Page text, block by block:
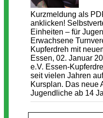
Kurzmeldung als
anklicken!
Einheiten – für
Erwachsene
Kupferdreh mit
Essen, 02. Januar
e.V. Essen-
seit vielen Jahren
Kursplan. Das neue
Jugendliche ab 14